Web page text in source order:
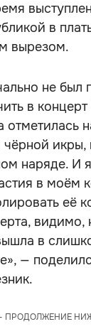
в
вырезом.
не был
в
чёрной
наряде. И
в моём
её
видимо,
в
—
ПРОДОЛЖЕНИЕ